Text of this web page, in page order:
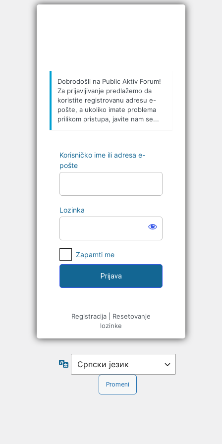
Prijava
Dobrodošli na Public Aktiv Forum!
Za prijavljivanje predlažemo da
koristite registrovanu adresu e-
pošte, a ukoliko imate problema
prilikom pristupa, javite nam se...
Korisničko ime ili adresa e-
pošte
Lozinka
Zapamti me
Registracija
Resetovanje
lozinke
Jezik